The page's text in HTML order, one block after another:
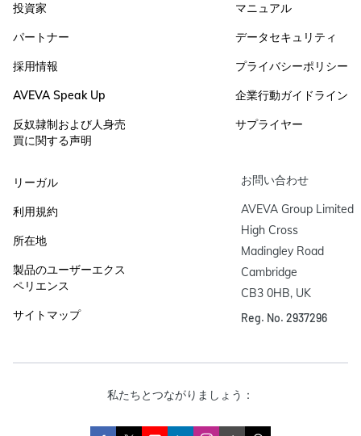
投資家
パートナー
採用情報
AVEVA Speak Up
反奴隷制および人身売
買に関する声明
マニュアル
データセキュリティ
プライバシーポリシー
企業行動ガイドライン
サプライヤー
リーガル
利用規約
所在地
製品のユーザーエクス
ペリエンス
サイトマップ
お問い合わせ
AVEVA Group Limited
High Cross
Madingley Road
Cambridge
CB3 0HB, UK
Reg. No. 2937296
私たちとつながりましょう：